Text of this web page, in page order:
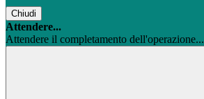
Chiudi
Attendere...
Attendere il completamento dell'operazione...